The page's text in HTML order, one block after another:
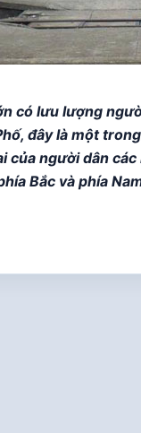
có lưu lượng
đây là một
của người dân
Bắc và phía